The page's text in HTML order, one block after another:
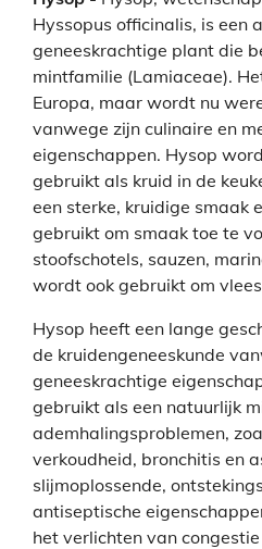
Hyssopus officinalis, is een
geneeskrachtige plant die
mintfamilie (Lamiaceae).
Europa, maar wordt nu
vanwege zijn culinaire en
eigenschappen. Hysop
gebruikt als kruid in de
een sterke, kruidige smaak
gebruikt om smaak toe te
stoofschotels, sauzen,
wordt ook gebruikt om
Hysop heeft een lange
de kruidengeneeskunde
geneeskrachtige
gebruikt als een natuurlijk
ademhalingsproblemen,
verkoudheid, bronchitis en
slijmoplossende,
antiseptische
het verlichten van